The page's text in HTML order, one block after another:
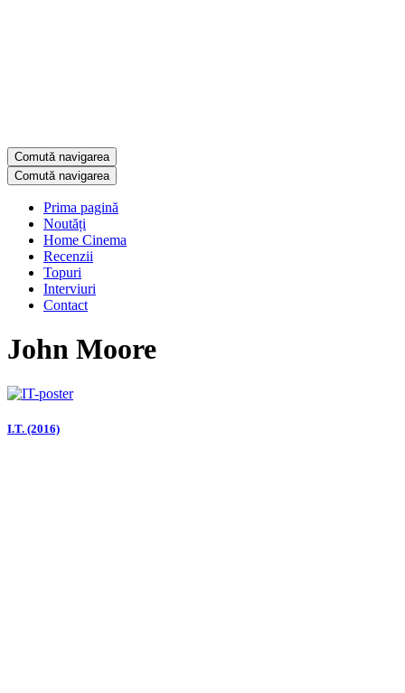
Comută navigarea
Comută navigarea
Prima pagină
Noutăți
Home Cinema
Recenzii
Topuri
Interviuri
Contact
John Moore
I.T. (2016)